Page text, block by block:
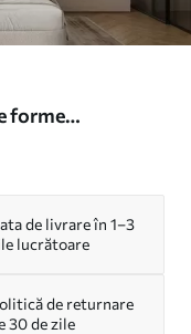
forme
Nr. w08030
de livrare în 1–3
lucrătoare
de returnare
30 de zile